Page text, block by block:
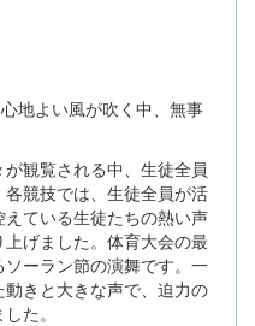
地よい風が吹く中、無事
観覧される中、生徒全員
競技では、生徒全員が活
ている生徒たちの熱い声
げました。体育大会の最
ーラン節の演舞です。一
きと大きな声で、迫力の
た。